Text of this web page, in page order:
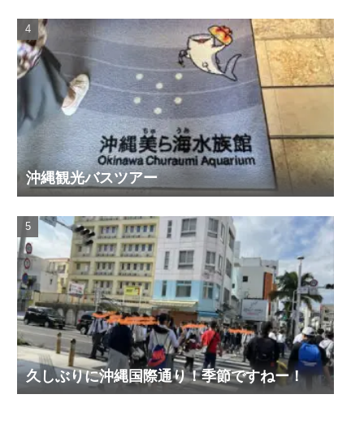
沖縄観光バスツアー
久しぶりに沖縄国際通り！季節ですねー！